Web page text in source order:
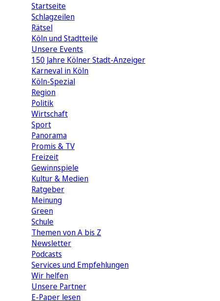
Startseite
Schlagzeilen
Rätsel
Köln und Stadtteile
Unsere Events
150 Jahre Kölner Stadt-Anzeiger
Karneval in Köln
Köln-Spezial
Region
Politik
Wirtschaft
Sport
Panorama
Promis & TV
Freizeit
Gewinnspiele
Kultur & Medien
Ratgeber
Meinung
Green
Schule
Themen von A bis Z
Newsletter
Podcasts
Services und Empfehlungen
Wir helfen
Unsere Partner
E-Paper lesen